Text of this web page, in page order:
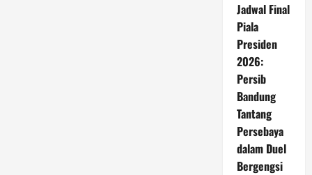
Jadwal Final
Piala
Presiden
2026:
Persib
Bandung
Tantang
Persebaya
dalam Duel
Bergengsi